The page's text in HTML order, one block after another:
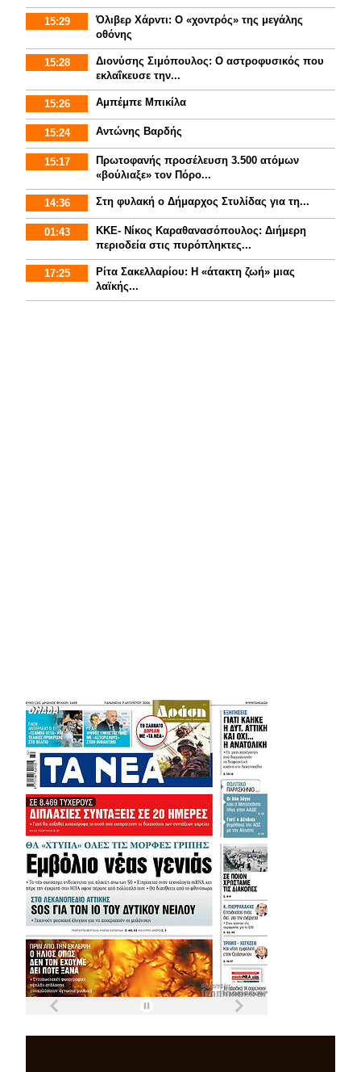
15:29
Όλιβερ Χάρντι: Ο «χοντρός» της μεγάλης
οθόνης
15:28
Διονύσης Σιμόπουλος: Ο αστροφυσικός που
εκλαΐκευσε την...
15:26 Αμπέμπε Μπικίλα
15:24 Αντώνης Βαρδής
15:17
Πρωτοφανής προσέλευση 3.500 ατόμων
«βούλιαξε» τον Πόρο...
14:36 Στη φυλακή ο Δήμαρχος Στυλίδας για τη...
01:43
ΚΚΕ- Νίκος Καραθανασόπουλος: Διήμερη
περιοδεία στις πυρόπληκτες...
17:25
Ρίτα Σακελλαρίου: Η «άτακτη ζωή» μιας
λαϊκής...